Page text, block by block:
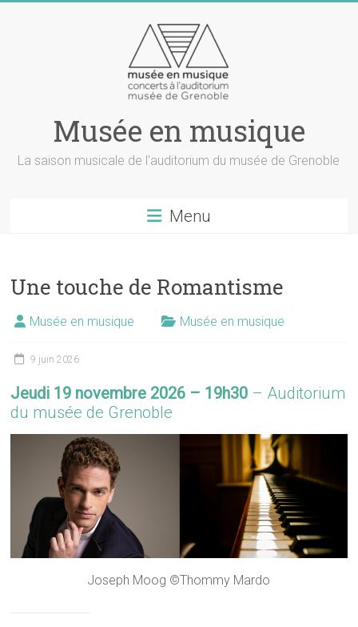
Musée en musique
La saison musicale de l'auditorium du musée de Grenoble
Menu
Une touche de Romantisme
Musée en musique Musée en musique
9 juin 2026
Jeudi 19 novembre 2026 – 19h30 – Auditorium
du musée de Grenoble
Joseph Moog ©Thommy Mardo